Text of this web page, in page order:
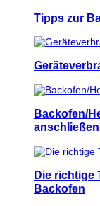
Tipps zur
Backofen/
anschließen
Die richtige
Backofen